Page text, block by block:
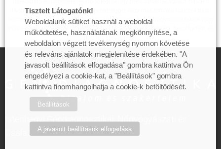
olyan kérdésre, amely egy adott betegséggel vagy más témával kapcsolatban
felmerülhet, és főképp nem pótolhatják az orvosokkal, gyógyszerészekkel vagy
más egészségügyi szakemberekkel való személyes találkozást, beszélgetést és
gondos kivizsgálást.
Istenhegyi Géndiagnosztikai, Nőgyógyászati és
Családtervezési Centrum
Tisztelt Látogatónk!
Weboldalunk sütiket használ a weboldal
működtetése, használatának megkönnyítése, a
weboldalon végzett tevékenység nyomon követése
és releváns ajánlatok megjelenítése érdekében. "A
javasolt beállítások elfogadása" gombra kattintva Ön
engedélyezi a cookie-kat, a "Beállítások" gombra
kattintva finomhangolhatja a cookie-k betöltődését.
Beállítások
A javasolt beállítások elfogadása